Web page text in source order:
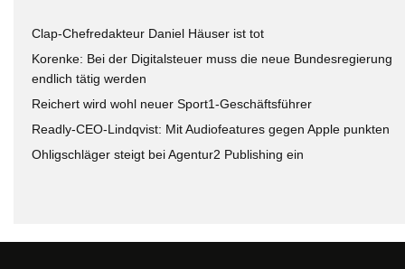
Clap-Chefredakteur Daniel Häuser ist tot
Korenke: Bei der Digitalsteuer muss die neue Bundesregierung
endlich tätig werden
Reichert wird wohl neuer Sport1-Geschäftsführer
Readly-CEO-Lindqvist: Mit Audiofeatures gegen Apple punkten
Ohligschläger steigt bei Agentur2 Publishing ein